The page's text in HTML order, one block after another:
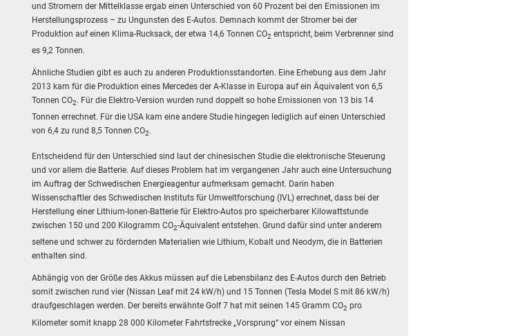
und Stromern der Mittelklasse ergab einen Unterschied von 60 Prozent bei den Emissionen im
Herstellungsprozess – zu Ungunsten des E-Autos. Demnach kommt der Stromer bei der
Produktion auf einen Klima-Rucksack, der etwa 14,6 Tonnen CO2 entspricht, beim Verbrenner sind
es 9,2 Tonnen.
Ähnliche Studien gibt es auch zu anderen Produktionsstandorten. Eine Erhebung aus dem Jahr
2013 kam für die Produktion eines Mercedes der A-Klasse in Europa auf ein Äquivalent von 6,5
Tonnen CO2. Für die Elektro-Version wurden rund doppelt so hohe Emissionen von 13 bis 14
Tonnen errechnet. Für die USA kam eine andere Studie hingegen lediglich auf einen Unterschied
von 6,4 zu rund 8,5 Tonnen CO2.
Entscheidend für den Unterschied sind laut der chinesischen Studie die elektronische Steuerung
und vor allem die Batterie. Auf dieses Problem hat im vergangenen Jahr auch eine Untersuchung
im Auftrag der Schwedischen Energieagentur aufmerksam gemacht. Darin haben
Wissenschaftler des Schwedischen Instituts für Umweltforschung (IVL) errechnet, dass bei der
Herstellung einer Lithium-Ionen-Batterie für Elektro-Autos pro speicherbarer Kilowattstunde
zwischen 150 und 200 Kilogramm CO2-Äquivalent entstehen. Grund dafür sind unter anderem
seltene und schwer zu fördernden Materialien wie Lithium, Kobalt und Neodym, die in Batterien
enthalten sind.
Abhängig von der Größe des Akkus müssen auf die Lebensbilanz des E-Autos durch den Betrieb
somit zwischen rund vier (Nissan Leaf mit 24 kW/h) und 15 Tonnen (Tesla Model S mit 86 kW/h)
draufgeschlagen werden. Der bereits erwähnte Golf 7 hat mit seinen 145 Gramm CO2 pro
Kilometer somit knapp 28 000 Kilometer Fahrtstrecke „Vorsprung“ vor einem Nissan